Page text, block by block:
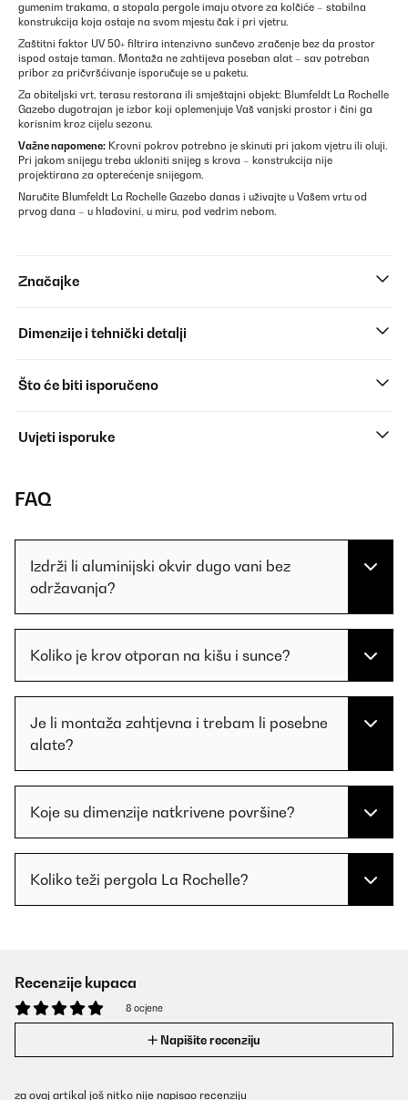
gumenim trakama, a stopala pergole imaju otvore za kolčiće – stabilna
konstrukcija koja ostaje na svom mjestu čak i pri vjetru.
Zaštitni faktor UV 50+ filtrira intenzivno sunčevo zračenje bez da prostor
ispod ostaje taman. Montaža ne zahtijeva poseban alat – sav potreban
pribor za pričvršćivanje isporučuje se u paketu.
Za obiteljski vrt, terasu restorana ili smještajni objekt: Blumfeldt La Rochelle
Gazebo dugotrajan je izbor koji oplemenjuje Vaš vanjski prostor i čini ga
korisnim kroz cijelu sezonu.
Važne napomene: Krovni pokrov potrebno je skinuti pri jakom vjetru ili oluji.
Pri jakom snijegu treba ukloniti snijeg s krova – konstrukcija nije
projektirana za opterećenje snijegom.
Naručite Blumfeldt La Rochelle Gazebo danas i uživajte u Vašem vrtu od
prvog dana – u hladovini, u miru, pod vedrim nebom.
Značajke
Dimenzije i tehnički detalji
Što će biti isporučeno
Uvjeti isporuke
FAQ
Izdrži li aluminijski okvir dugo vani bez
održavanja?
Koliko je krov otporan na kišu i sunce?
Je li montaža zahtjevna i trebam li posebne
alate?
Koje su dimenzije natkrivene površine?
Koliko teži pergola La Rochelle?
Recenzije kupaca
8 ocjene
Napišite recenziju
za ovaj artikal još nitko nije napisao recenziju